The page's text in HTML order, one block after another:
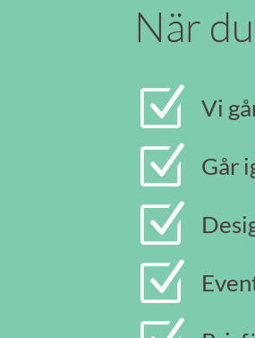
När
Z Vi
Z Går
Z
Z